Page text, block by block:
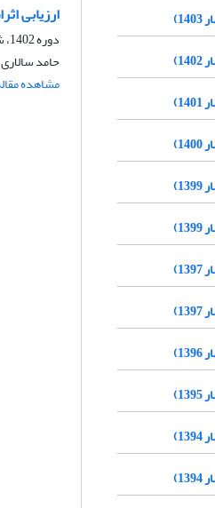
ارزیابی
دوره 1402، شماره 53، تابستان 1402، صفحه
حامد
مشاهده